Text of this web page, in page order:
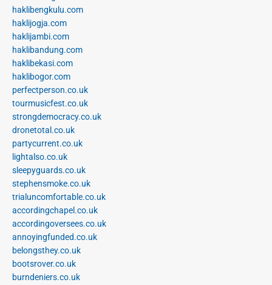
haklibengkulu.com
haklijogja.com
haklijambi.com
haklibandung.com
haklibekasi.com
haklibogor.com
perfectperson.co.uk
tourmusicfest.co.uk
strongdemocracy.co.uk
dronetotal.co.uk
partycurrent.co.uk
lightalso.co.uk
sleepyguards.co.uk
stephensmoke.co.uk
trialuncomfortable.co.uk
accordingchapel.co.uk
accordingoversees.co.uk
annoyingfunded.co.uk
belongsthey.co.uk
bootsrover.co.uk
burndeniers.co.uk